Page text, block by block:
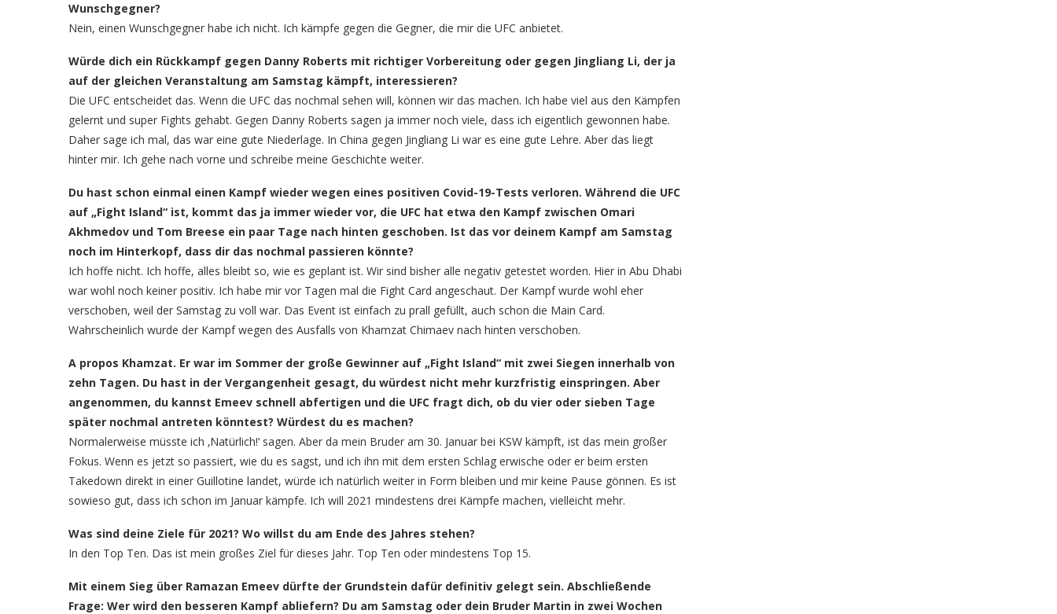
Wunschgegner?
Nein, einen Wunschgegner habe ich nicht. Ich kämpfe gegen die Gegner, die mir die UFC anbietet.
Würde dich ein Rückkampf gegen Danny Roberts mit richtiger Vorbereitung oder gegen Jingliang Li, der ja
auf der gleichen Veranstaltung am Samstag kämpft, interessieren?
Die UFC entscheidet das. Wenn die UFC das nochmal sehen will, können wir das machen. Ich habe viel aus den Kämpfen
gelernt und super Fights gehabt. Gegen Danny Roberts sagen ja immer noch viele, dass ich eigentlich gewonnen habe.
Daher sage ich mal, das war eine gute Niederlage. In China gegen Jingliang Li war es eine gute Lehre. Aber das liegt
hinter mir. Ich gehe nach vorne und schreibe meine Geschichte weiter.
Du hast schon einmal einen Kampf wieder wegen eines positiven Covid-19-Tests verloren. Während die UFC
auf „Fight Island“ ist, kommt das ja immer wieder vor, die UFC hat etwa den Kampf zwischen Omari
Akhmedov und Tom Breese ein paar Tage nach hinten geschoben. Ist das vor deinem Kampf am Samstag
noch im Hinterkopf, dass dir das nochmal passieren könnte?
Ich hoffe nicht. Ich hoffe, alles bleibt so, wie es geplant ist. Wir sind bisher alle negativ getestet worden. Hier in Abu Dhabi
war wohl noch keiner positiv. Ich habe mir vor Tagen mal die Fight Card angeschaut. Der Kampf wurde wohl eher
verschoben, weil der Samstag zu voll war. Das Event ist einfach zu prall gefüllt, auch schon die Main Card.
Wahrscheinlich wurde der Kampf wegen des Ausfalls von Khamzat Chimaev nach hinten verschoben.
A propos Khamzat. Er war im Sommer der große Gewinner auf „Fight Island“ mit zwei Siegen innerhalb von
zehn Tagen. Du hast in der Vergangenheit gesagt, du würdest nicht mehr kurzfristig einspringen. Aber
angenommen, du kannst Emeev schnell abfertigen und die UFC fragt dich, ob du vier oder sieben Tage
später nochmal antreten könntest? Würdest du es machen?
Normalerweise müsste ich ‚Natürlich!‘ sagen. Aber da mein Bruder am 30. Januar bei KSW kämpft, ist das mein großer
Fokus. Wenn es jetzt so passiert, wie du es sagst, und ich ihn mit dem ersten Schlag erwische oder er beim ersten
Takedown direkt in einer Guillotine landet, würde ich natürlich weiter in Form bleiben und mir keine Pause gönnen. Es ist
sowieso gut, dass ich schon im Januar kämpfe. Ich will 2021 mindestens drei Kämpfe machen, vielleicht mehr.
Was sind deine Ziele für 2021? Wo willst du am Ende des Jahres stehen?
In den Top Ten. Das ist mein großes Ziel für dieses Jahr. Top Ten oder mindestens Top 15.
Mit einem Sieg über Ramazan Emeev dürfte der Grundstein dafür definitiv gelegt sein. Abschließende
Frage: Wer wird den besseren Kampf abliefern? Du am Samstag oder dein Bruder Martin in zwei Wochen